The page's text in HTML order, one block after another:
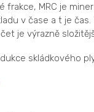
frakce, MRC je
v čase a t je
je výrazně
skládkového